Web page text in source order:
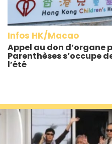
Infos HK/Macao
Appel au don d’organe
Parenthèses s’occupe
l’été